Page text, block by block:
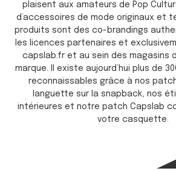
plaisent aux amateurs de Pop
d’accessoires de mode originaux et
produits sont des co-brandings
les licences partenaires et
capslab.fr et au sein des magasins
marque. Il existe aujourd’hui plus de
reconnaissables grâce à nos
languette sur la snapback, nos
intérieures et notre patch Capslab
votre casquette.